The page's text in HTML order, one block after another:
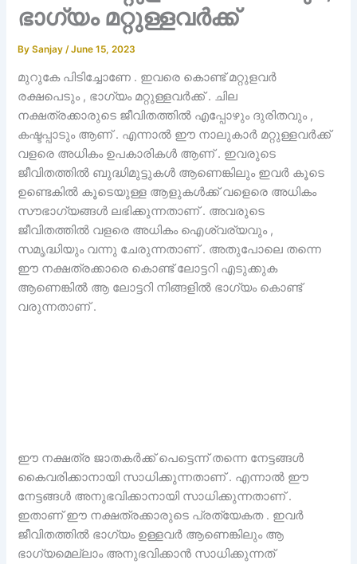
ഭാഗ്യം മറ്റുള്ളവർക്ക്
BySanjay /June 15, 2023
മുറുകേ പിടിച്ചോണേ . ഇവരെ കൊണ്ട് മറ്റുളവർ
രക്ഷപെടും , ഭാഗ്യം മറ്റുള്ളവർക്ക് . ചില
നക്ഷത്രക്കാരുടെ ജീവിതത്തിൽ എപ്പോഴും ദുരിതവും ,
കഷ്ടപ്പാടും ആണ് . എന്നാൽ ഈ നാലുകാർ മറ്റുള്ളവർക്ക്
വളരെ അധികം ഉപകാരികൾ ആണ് . ഇവരുടെ
ജീവിതത്തിൽ ബുദ്ധിമുട്ടുകൾ ആണെങ്കിലും ഇവർ കൂടെ
ഉണ്ടെകിൽ കൂടെയുള്ള ആളുകൾക്ക് വളെരെ അധികം
സൗഭാഗ്യങ്ങൾ ലഭിക്കുന്നതാണ് . അവരുടെ
ജീവിതത്തിൽ വളരെ അധികം ഐശ്വര്യവും ,
സമൃദ്ധിയും വന്നു ചേരുന്നതാണ് . അതുപോലെ തന്നെ
ഈ നക്ഷത്രക്കാരെ കൊണ്ട് ലോട്ടറി എടുക്കുക
ആണെങ്കിൽ ആ ലോട്ടറി നിങ്ങളിൽ ഭാഗ്യം കൊണ്ട്
വരുന്നതാണ് .
ഈ നക്ഷത്ര ജാതകർക്ക് പെട്ടെന്ന് തന്നെ നേട്ടങ്ങൾ
കൈവരിക്കാനായി സാധിക്കുന്നതാണ് . എന്നാൽ ഈ
നേട്ടങ്ങൾ അനുഭവിക്കാനായി സാധിക്കുന്നതാണ് .
ഇതാണ് ഈ നക്ഷത്രക്കാരുടെ പ്രത്യേകത . ഇവർ
ജീവിതത്തിൽ ഭാഗ്യം ഉള്ളവർ ആണെങ്കിലും ആ
ഭാഗ്യമെല്ലാം അനുഭവിക്കാൻ സാധിക്കുന്നത്